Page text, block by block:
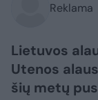
Reklama
Lietuvos
Utenos
šių metų